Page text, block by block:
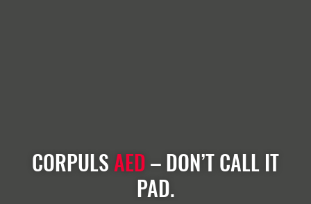
CORPULS AED– DON’T CALL IT
PAD.